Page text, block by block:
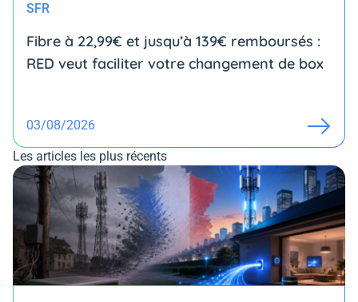
SFR
Fibre à 22,99€ et jusqu’à 139€ remboursés :
RED veut faciliter votre changement de box
03/08/2026
Les articles les plus récents